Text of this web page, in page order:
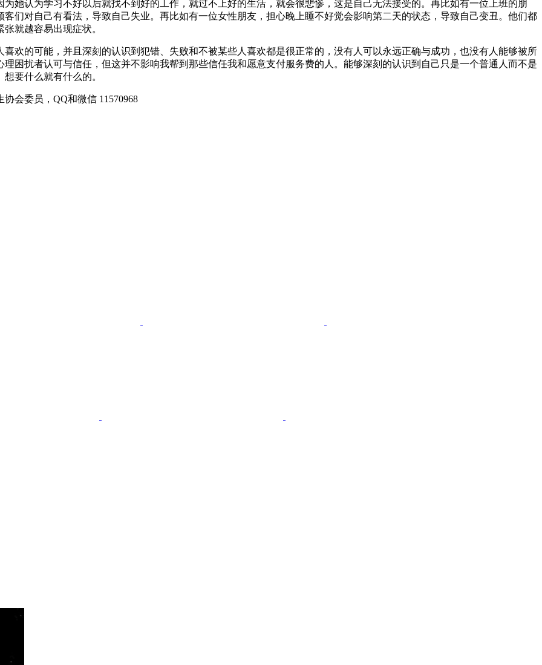
她认为学习不好以后就找不到好的工作，就过不上好的生活，就会很悲惨，这是自己无法接受的。再比如有一位上班的朋
们对自己有看法，导致自己失业。再比如有一位女性朋友，担心晚上睡不好觉会影响第二天的状态，导致自己变丑。他们都
就越容易出现症状。
欢的可能，并且深刻的认识到犯错、失败和不被某些人喜欢都是很正常的，没有人可以永远正确与成功，也没有人能够被所
困扰者认可与信任，但这并不影响我帮到那些信任我和愿意支付服务费的人。能够深刻的认识到自己只是一个普通人而不是
要什么就有什么的。
协会委员，QQ和微信 11570968